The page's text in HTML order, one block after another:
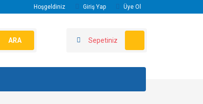
Hoşgeldiniz Giriş Yap Üye Ol
ARA Sepetiniz